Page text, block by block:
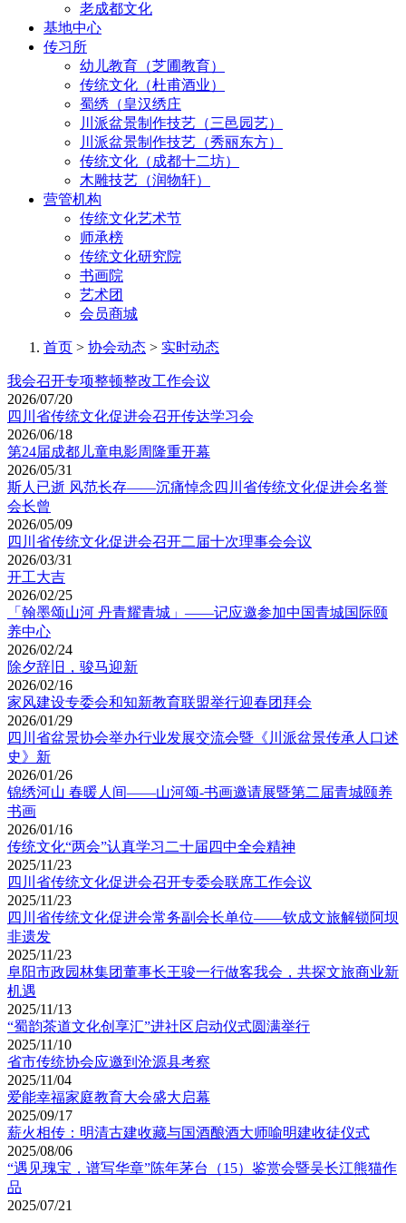
老成都文化
基地中心
传习所
幼儿教育（芝圃教育）
传统文化（杜甫酒业）
蜀绣（皇汉绣庄
川派盆景制作技艺（三邑园艺）
川派盆景制作技艺（秀丽东方）
传统文化（成都十二坊）
木雕技艺（润物轩）
营管机构
传统文化艺术节
师承榜
传统文化研究院
书画院
艺术团
会员商城
首页 > 协会动态 > 实时动态
我会召开专项整顿整改工作会议
2026/07/20
四川省传统文化促进会召开传达学习会
2026/06/18
第24届成都儿童电影周隆重开幕
2026/05/31
斯人已逝 风范长存——沉痛悼念四川省传统文化促进会名誉
会长曾
2026/05/09
四川省传统文化促进会召开二届十次理事会会议
2026/03/31
开工大吉
2026/02/25
「翰墨颂山河 丹青耀青城」——记应邀参加中国青城国际颐
养中心
2026/02/24
除夕辞旧，骏马迎新
2026/02/16
家风建设专委会和知新教育联盟举行迎春团拜会
2026/01/29
四川省盆景协会举办行业发展交流会暨《川派盆景传承人口述
史》新
2026/01/26
锦绣河山 春暖人间——山河颂-书画邀请展暨第二届青城颐养
书画
2026/01/16
传统文化“两会”认真学习二十届四中全会精神
2025/11/23
四川省传统文化促进会召开专委会联席工作会议
2025/11/23
四川省传统文化促进会常务副会长单位——钦成文旅解锁阿坝
非遗发
2025/11/23
阜阳市政园林集团董事长王骏一行做客我会，共探文旅商业新
机遇
2025/11/13
“蜀韵茶道文化创享汇”进社区启动仪式圆满举行
2025/11/10
省市传统协会应邀到沧源县考察
2025/11/04
爱能幸福家庭教育大会盛大启幕
2025/09/17
薪火相传：明清古建收藏与国酒酿酒大师喻明建收徒仪式
2025/08/06
“遇见瑰宝，谱写华章”陈年茅台（15）鉴赏会暨吴长江熊猫作
品
2025/07/21